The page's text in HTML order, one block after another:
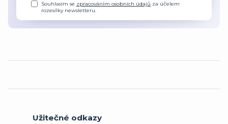
Souhlasím se zpracováním osobních údajů za účelem
rozesílky newsletteru.
Užitečné odkazy